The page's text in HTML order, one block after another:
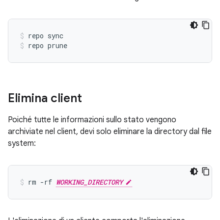
repo sync
repo prune
Elimina client
Poiché tutte le informazioni sullo stato vengono
archiviate nel client, devi solo eliminare la directory dal file
system:
rm -rf WORKING_DIRECTORY